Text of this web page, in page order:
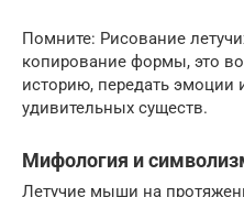
Помните: Рисование
копирование формы, это
историю, передать эмоции
удивительных существ.
Мифология и
Летучие мыши на